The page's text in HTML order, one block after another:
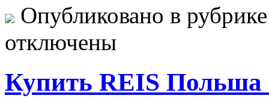
Опубликовано в
отключены
Купить REIS Польша